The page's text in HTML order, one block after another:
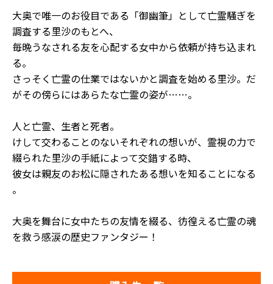
大奥で唯一のお役目である「御幽筆」として亡霊騒ぎを
調査する里沙のもとへ、
毎晩うなされる友を心配する女中から依頼が持ち込まれ
る。
さっそく亡霊の仕業ではないかと調査を始める里沙。だ
がその傍らにはあらたな亡霊の姿が……。
人と亡霊、生者と死者。
けして交わることのないそれぞれの想いが、霊視の力で
綴られた里沙の手紙によって交錯する時、
彼女は親友のお松に隠されたある想いを知ることになる
――。
大奥を舞台に女中たちの友情を綴る、彷徨える亡霊の魂
を救う感涙の歴史ファンタジー！